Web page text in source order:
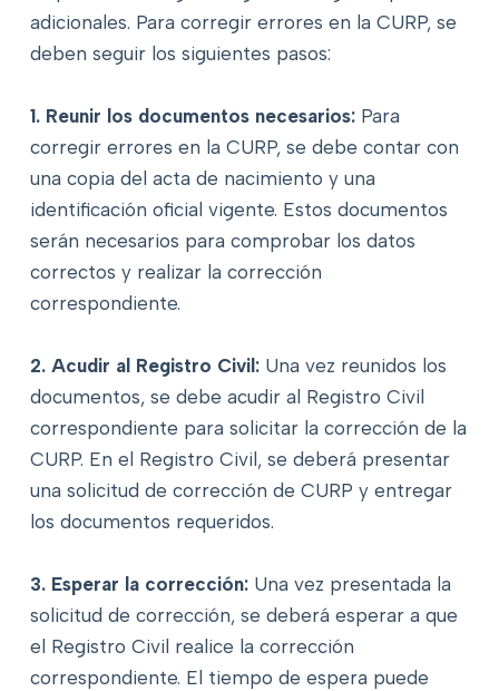
adicionales. Para corregir errores en la CURP, se
deben seguir los siguientes pasos:
1. Reunir los documentos necesarios: Para
corregir errores en la CURP, se debe contar con
una copia del acta de nacimiento y una
identificación oficial vigente. Estos documentos
serán necesarios para comprobar los datos
correctos y realizar la corrección
correspondiente.
2. Acudir al Registro Civil:Una vez reunidos los
documentos, se debe acudir al Registro Civil
correspondiente para solicitar la corrección de la
CURP. En el Registro Civil, se deberá presentar
una solicitud de corrección de CURP y entregar
los documentos requeridos.
3. Esperar la corrección: Una vez presentada la
solicitud de corrección, se deberá esperar a que
el Registro Civil realice la corrección
correspondiente. El tiempo de espera puede